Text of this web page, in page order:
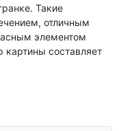
Такие
отличным
элементом
картины составляет